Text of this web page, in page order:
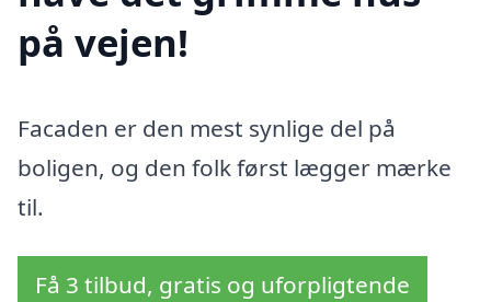
på vejen!
Facaden er den mest synlige del på
boligen, og den folk først lægger mærke
til.
Få 3 tilbud, gratis og uforpligtende